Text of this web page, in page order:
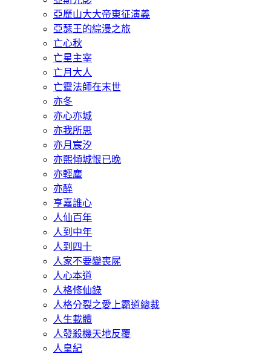
亞歷山大大帝東征演義
亞瑟王的綜漫之旅
亡心秋
亡星主宰
亡月大人
亡靈法師在末世
亦冬
亦心亦城
亦我所思
亦月宸汐
亦熙傾城恨已晚
亦輕塵
亦醉
亨嘉誰心
人仙百年
人到中年
人到四十
人家不要變喪屍
人心本道
人格修仙錄
人格分裂之愛上霸道總裁
人生載體
人發殺機天地反覆
人皇紀